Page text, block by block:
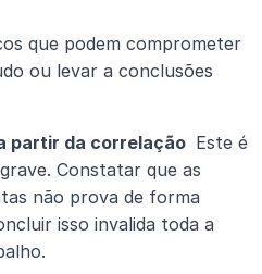
que podem comprometer
ou levar a conclusões
partir da correlação Este é
Constatar que as
não prova de forma
isso invalida toda a